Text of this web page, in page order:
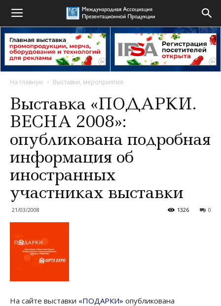
На главную Выставки, мероприятия
Выставка «ПОДАРКИ.
ВЕСНА 2008»:
опубликована подробная
информация об
иностранных
участниках выставки
21/03/2008 0
1326
На сайте выставки «ПОДАРКИ» опубликована